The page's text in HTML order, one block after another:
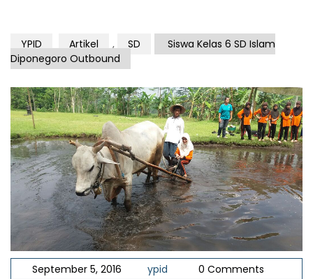
YPID Artikel , SD
Siswa Kelas 6 SD Islam
Diponegoro Outbound
September 5, 2016 ypid 0 Comments